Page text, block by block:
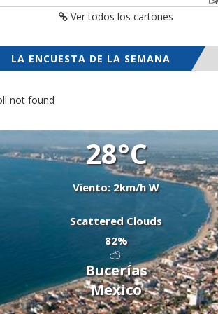
Ver todos los cartones
LA ENCUESTA DE LA SEMANA
not found
28°C
Viento: 2km/h W
Scattered Clouds
82%
Bucerías
Mexico